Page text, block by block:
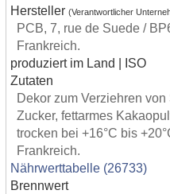
Hersteller (Verantwortlicher
PCB, 7, rue de Suede /
Frankreich.
produziert im Land | ISO
Zutaten
Dekor zum Verziehren
Zucker, fettarmes
trocken bei +16°C bis
Frankreich.
Nährwerttabelle (26733)
Brennwert